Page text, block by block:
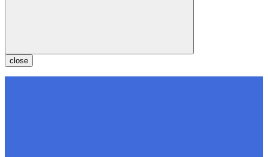
close